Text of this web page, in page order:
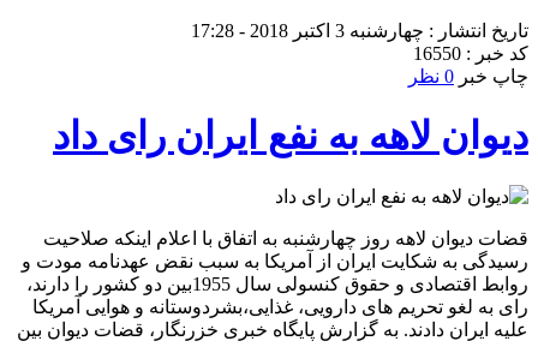
تاریخ انتشار : چهارشنبه 3 اکتبر 2018 - 17:28
کد خبر : 16550
چاپ خبر 0 نظر
دیوان لاهه به نفع ایران رای داد
قضات دیوان لاهه روز چهارشنبه به اتفاق با اعلام اینکه صلاحیت
رسیدگی به شکایت ایران از آمریکا به سبب نقض عهدنامه مودت و
روابط اقتصادی و حقوق کنسولی سال 1955بین دو کشور را دارند،
رای به لغو تحریم های دارویی، غذایی،بشردوستانه و هوایی آمریکا
علیه ایران دادند. به گزارش پایگاه خبری خزرنگار، قضات دیوان بین